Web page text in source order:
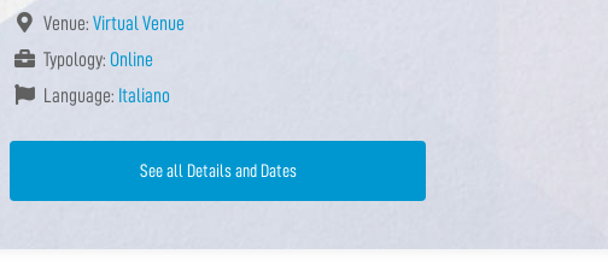
Venue:Virtual Venue
Typology:Online
Language: Italiano
See all Details and Dates